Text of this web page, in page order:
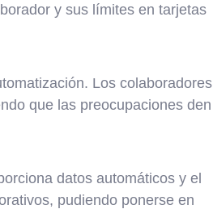
y sus límites en tarjetas
Los colaboradores
que las preocupaciones den
datos automáticos y el
pudiendo ponerse en